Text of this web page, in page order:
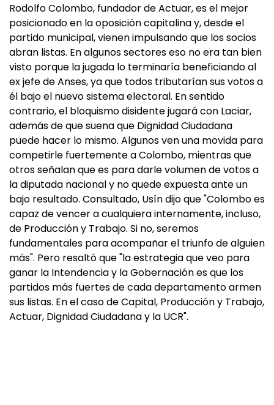
Rodolfo Colombo, fundador de Actuar, es el mejor
posicionado en la oposición capitalina y, desde el
partido municipal, vienen impulsando que los socios
abran listas. En algunos sectores eso no era tan bien
visto porque la jugada lo terminaría beneficiando al
ex jefe de Anses, ya que todos tributarían sus votos a
él bajo el nuevo sistema electoral. En sentido
contrario, el bloquismo disidente jugará con Laciar,
además de que suena que Dignidad Ciudadana
puede hacer lo mismo. Algunos ven una movida para
competirle fuertemente a Colombo, mientras que
otros señalan que es para darle volumen de votos a
la diputada nacional y no quede expuesta ante un
bajo resultado. Consultado, Usín dijo que "Colombo es
capaz de vencer a cualquiera internamente, incluso,
de Producción y Trabajo. Si no, seremos
fundamentales para acompañar el triunfo de alguien
más". Pero resaltó que "la estrategia que veo para
ganar la Intendencia y la Gobernación es que los
partidos más fuertes de cada departamento armen
sus listas. En el caso de Capital, Producción y Trabajo,
Actuar, Dignidad Ciudadana y la UCR".